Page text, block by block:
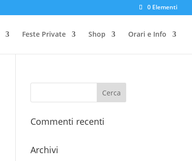
0 Elementi
Feste Private Shop Orari e Info
Commenti recenti
Archivi